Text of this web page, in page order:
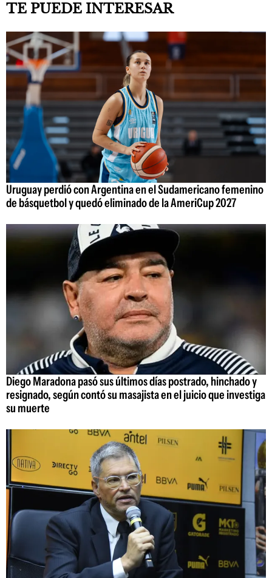
TE PUEDE INTERESAR
Uruguay perdió con Argentina en el Sudamericano femenino
de básquetbol y quedó eliminado de la AmeriCup 2027
Diego Maradona pasó sus últimos días postrado, hinchado y
resignado, según contó su masajista en el juicio que investiga
su muerte